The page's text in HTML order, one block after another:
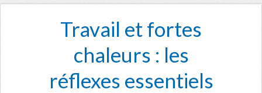
Travail et fortes
chaleurs : les
réflexes essentiels